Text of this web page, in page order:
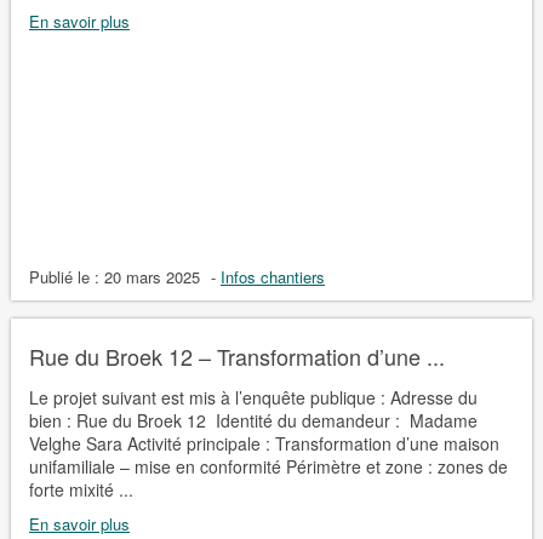
En savoir plus
Publié le : 20 mars 2025 - Infos chantiers
Rue du Broek 12 – Transformation d’une ...
Le projet suivant est mis à l’enquête publique : Adresse du
bien : Rue du Broek 12 Identité du demandeur : Madame
Velghe Sara Activité principale : Transformation d’une maison
unifamiliale – mise en conformité Périmètre et zone : zones de
forte mixité ...
En savoir plus